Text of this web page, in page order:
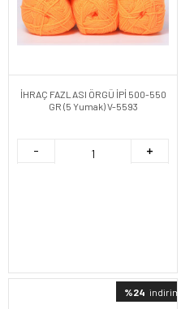
İHRAÇ FAZLASI ÖRGÜ İPİ 500-550
GR (5 Yumak) V-5593
%24 indirimli